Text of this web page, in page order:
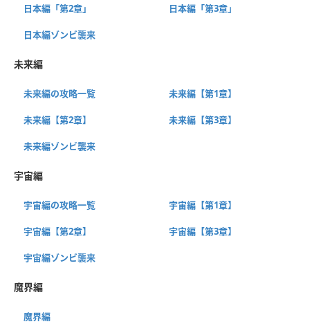
日本編「第2章」 日本編「第3章」
日本編ゾンビ襲来
未来編
未来編の攻略一覧 未来編【第1章】
未来編【第2章】 未来編【第3章】
未来編ゾンビ襲来
宇宙編
宇宙編の攻略一覧 宇宙編【第1章】
宇宙編【第2章】 宇宙編【第3章】
宇宙編ゾンビ襲来
魔界編
魔界編